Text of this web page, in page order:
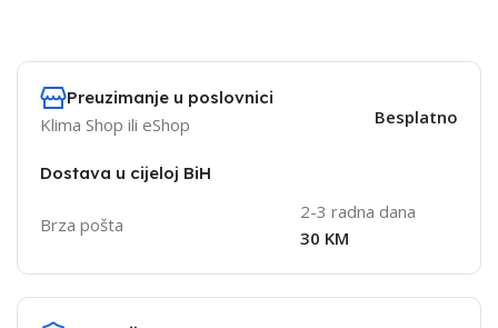
Preuzimanje u poslovnici
Klima Shop ili eShop Besplatno
Dostava u cijeloj BiH
Brza pošta
2-3 radna dana
30 KM